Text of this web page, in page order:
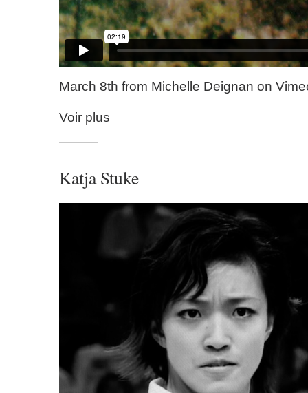
March 8th from Michelle Deignan on
Voir plus
———
Katja Stuke